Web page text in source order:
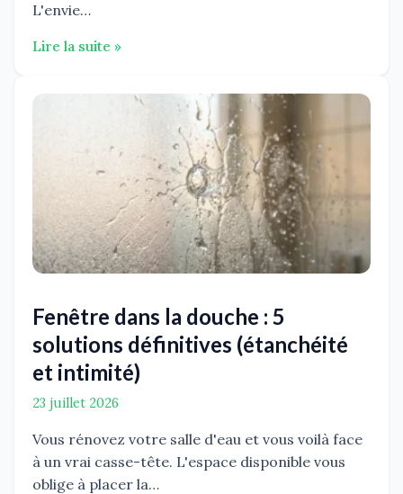
L'envie…
Lire la suite »
Fenêtre dans la douche : 5
solutions définitives (étanchéité
et intimité)
23 juillet 2026
Vous rénovez votre salle d'eau et vous voilà face
à un vrai casse-tête. L'espace disponible vous
oblige à placer la…